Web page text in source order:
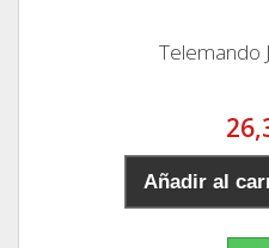
Telemando
Añadir al